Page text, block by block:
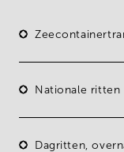
Nationale ritten
Dagritten,